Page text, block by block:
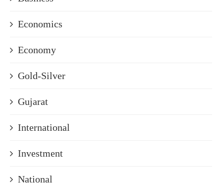
Economics
Economy
Gold-Silver
Gujarat
International
Investment
National